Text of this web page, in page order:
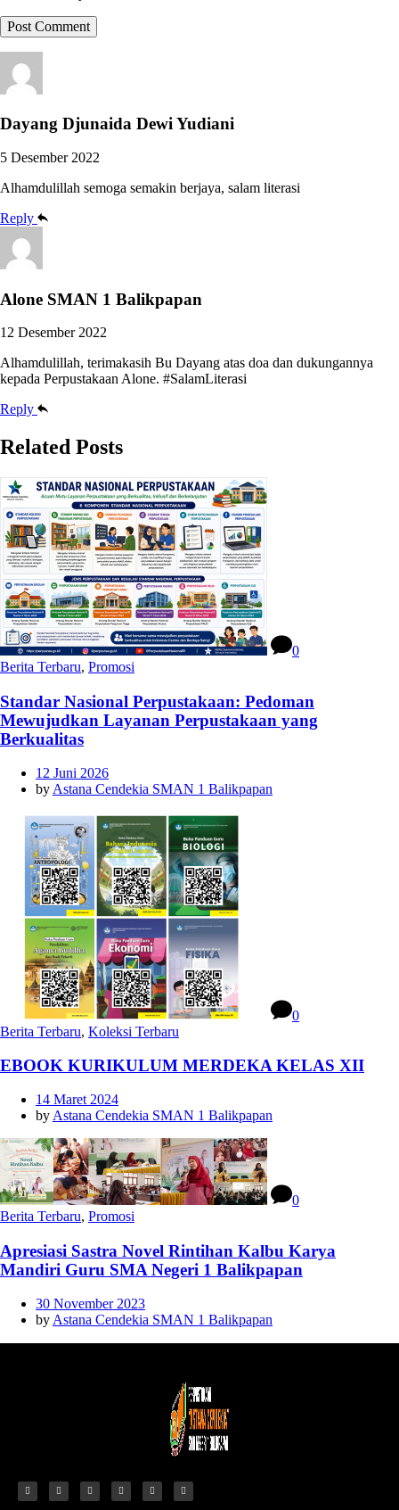
Dayang Djunaida Dewi Yudiani
5 Desember 2022
Alhamdulillah semoga semakin berjaya, salam literasi
Reply
Alone SMAN 1 Balikpapan
12 Desember 2022
Alhamdulillah, terimakasih Bu Dayang atas doa dan dukungannya
kepada Perpustakaan Alone. #SalamLiterasi
Reply
Related Posts
0
Berita Terbaru, Promosi
Standar Nasional Perpustakaan: Pedoman
Mewujudkan Layanan Perpustakaan yang
Berkualitas
12 Juni 2026
by Astana Cendekia SMAN 1 Balikpapan
0
Berita Terbaru, Koleksi Terbaru
EBOOK KURIKULUM MERDEKA KELAS XII
14 Maret 2024
by Astana Cendekia SMAN 1 Balikpapan
0
Berita Terbaru, Promosi
Apresiasi Sastra Novel Rintihan Kalbu Karya
Mandiri Guru SMA Negeri 1 Balikpapan
30 November 2023
by Astana Cendekia SMAN 1 Balikpapan